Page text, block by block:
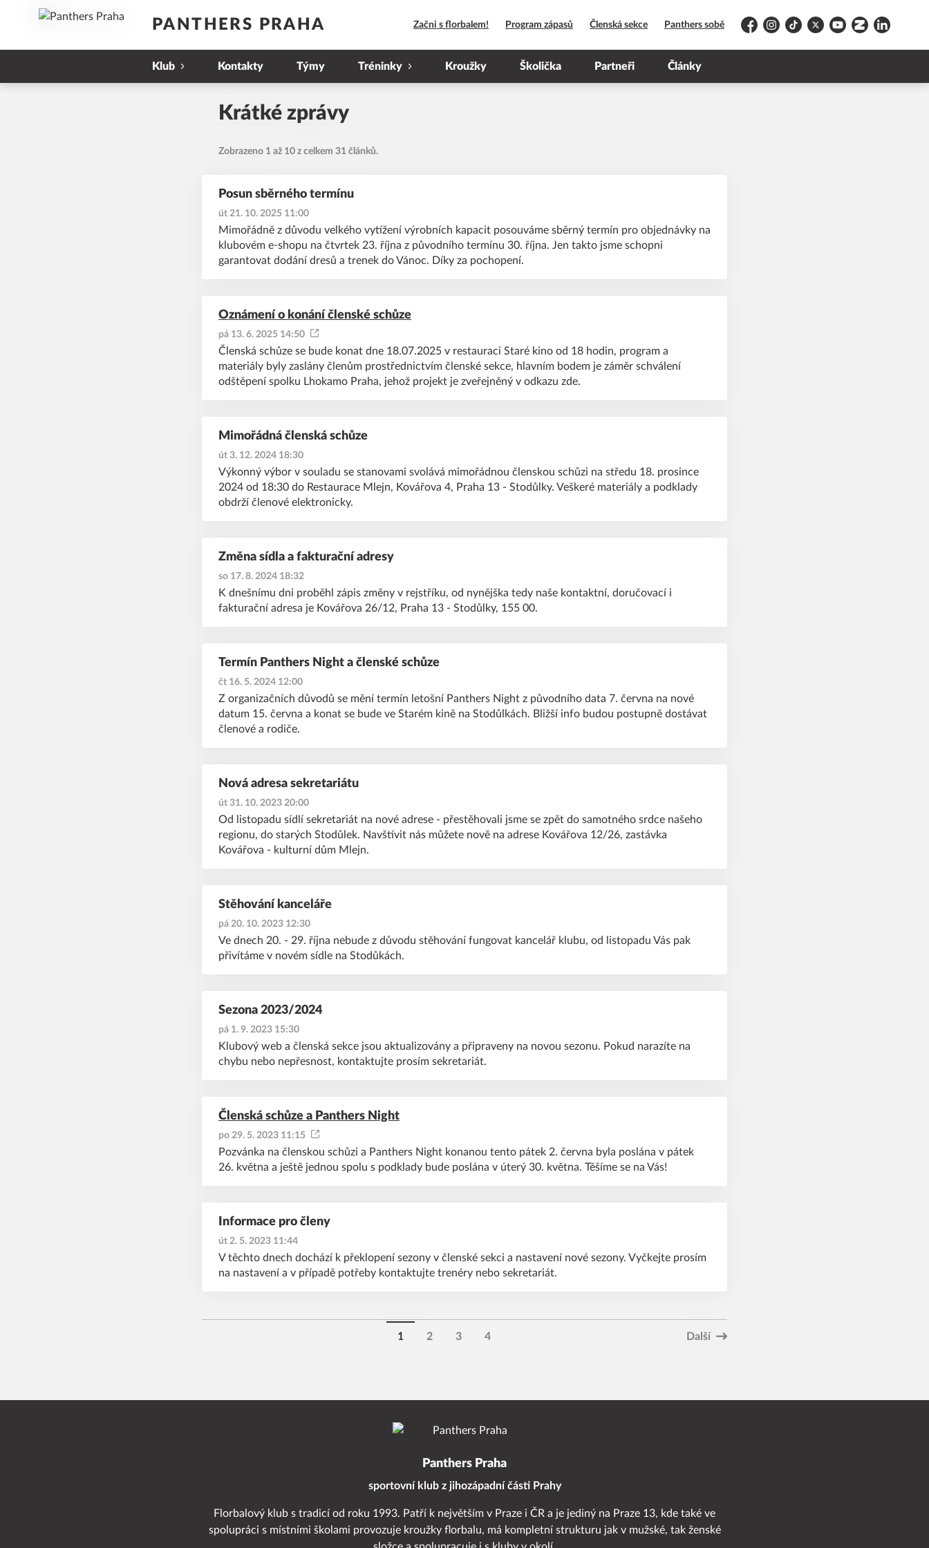
PANTHERS PRAHA Začni s florbalem! Program zápasů Členská sekce Panthers sobě
FacebookInstagram
TikTokPlatform X
YouTubeZoneramaLinkedIn
Klub Kontakty Týmy Tréninky Kroužky Školička Partneři Články
Krátké zprávy
Zobrazeno 1 až 10 z celkem 31 článků.
út 21. 10. 2025 11:00
Posun sběrného termínu
Mimořádně z důvodu velkého vytížení výrobních kapacit posouváme sběrný termín pro objednávky na
klubovém e-shopu na čtvrtek 23. října z původního termínu 30. října. Jen takto jsme schopni
garantovat dodání dresů a trenek do Vánoc. Díky za pochopení.
pá 13. 6. 2025 14:50
Oznámení o konání členské schůze
Členská schůze se bude konat dne 18.07.2025 v restauraci Staré kino od 18 hodin, program a
materiály byly zaslány členům prostřednictvím členské sekce, hlavním bodem je záměr schválení
odštěpení spolku Lhokamo Praha, jehož projekt je zveřejněný v odkazu zde.
út 3. 12. 2024 18:30
Mimořádná členská schůze
Výkonný výbor v souladu se stanovami svolává mimořádnou členskou schůzi na středu 18. prosince
2024 od 18:30 do Restaurace Mlejn, Kovářova 4, Praha 13 - Stodůlky. Veškeré materiály a podklady
obdrží členové elektronicky.
so 17. 8. 2024 18:32
Změna sídla a fakturační adresy
K dnešnímu dni proběhl zápis změny v rejstříku, od nynějška tedy naše kontaktní, doručovací i
fakturační adresa je Kovářova 26/12, Praha 13 - Stodůlky, 155 00.
čt 16. 5. 2024 12:00
Termín Panthers Night a členské schůze
Z organizačních důvodů se mění termín letošní Panthers Night z původního data 7. června na nové
datum 15. června a konat se bude ve Starém kině na Stodůlkách. Bližší info budou postupně dostávat
členové a rodiče.
út 31. 10. 2023 20:00
Nová adresa sekretariátu
Od listopadu sídlí sekretariát na nové adrese - přestěhovali jsme se zpět do samotného srdce našeho
regionu, do starých Stodůlek. Navštívit nás můžete nově na adrese Kovářova 12/26, zastávka
Kovářova - kulturní dům Mlejn.
pá 20. 10. 2023 12:30
Stěhování kanceláře
Ve dnech 20. - 29. října nebude z důvodu stěhování fungovat kancelář klubu, od listopadu Vás pak
přivítáme v novém sídle na Stodůkách.
pá 1. 9. 2023 15:30
Sezona 2023/2024
Klubový web a členská sekce jsou aktualizovány a připraveny na novou sezonu. Pokud narazíte na
chybu nebo nepřesnost, kontaktujte prosím sekretariát.
po 29. 5. 2023 11:15
Členská schůze a Panthers Night
Pozvánka na členskou schůzi a Panthers Night konanou tento pátek 2. června byla poslána v pátek
26. května a ještě jednou spolu s podklady bude poslána v úterý 30. května. Těšíme se na Vás!
út 2. 5. 2023 11:44
Informace pro členy
V těchto dnech dochází k překlopení sezony v členské sekci a nastavení nové sezony. Vyčkejte prosím
na nastavení a v případě potřeby kontaktujte trenéry nebo sekretariát.
1 2 3 4 Další
Panthers Praha
sportovní klub z jihozápadní části Prahy
Florbalový klub s tradicí od roku 1993. Patří k největším v Praze i ČR a je jediný na Praze 13, kde také ve
spolupráci s místními školami provozuje kroužky florbalu, má kompletní strukturu jak v mužské, tak ženské